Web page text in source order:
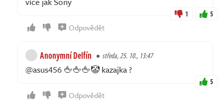
1 5
Odpovědět
Anonymní Delfín středa, 25. 10., 13:47
@asus456 🖕🖕🖕🤡 kazajka ?
5
Odpovědět